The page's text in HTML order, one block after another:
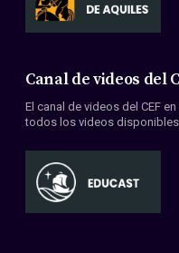
Canal de videos del
El canal de videos del CEF
todos los videos